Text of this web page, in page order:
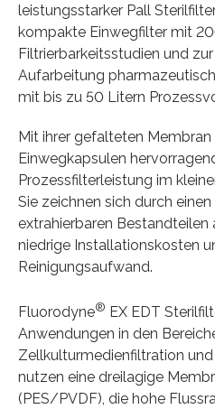
leistungsstarker Pall
kompakte Einwegfilter mit
Filtrierbarkeitsstudien und
Aufarbeitung
mit bis zu 50 Litern
Mit ihrer gefalteten Membran
Einwegkapsulen
Prozessfilterleistung im
Sie zeichnen sich durch
extrahierbaren Bestandteilen
niedrige Installationskosten
Reinigungsaufwand.
Fluorodyne® EX EDT
Anwendungen in den
Zellkulturmedienfiltration
nutzen eine dreilagige
(PES/PVDF), die hohe